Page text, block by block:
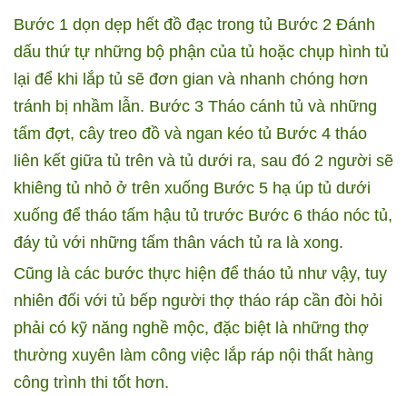
Bước 1 dọn dẹp hết đồ đạc trong tủ Bước 2 Đánh
dấu thứ tự những bộ phận của tủ hoặc chụp hình tủ
lại để khi lắp tủ sẽ đơn gian và nhanh chóng hơn
tránh bị nhầm lẫn. Bước 3 Tháo cánh tủ và những
tấm đợt, cây treo đồ và ngan kéo tủ Bước 4 tháo
liên kết giữa tủ trên và tủ dưới ra, sau đó 2 người sẽ
khiêng tủ nhỏ ở trên xuống Bước 5 hạ úp tủ dưới
xuống để tháo tấm hậu tủ trước Bước 6 tháo nóc tủ,
đáy tủ với những tấm thân vách tủ ra là xong.
Cũng là các bước thực hiện để tháo tủ như vậy, tuy
nhiên đối với tủ bếp người thợ tháo ráp cần đòi hỏi
phải có kỹ năng nghề mộc, đặc biệt là những thợ
thường xuyên làm công việc lắp ráp nội thất hàng
công trình thi tốt hơn.